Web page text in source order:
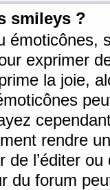
smileys ?
émoticônes,
exprimer
la joie,
rendre
de l’éditer
du forum